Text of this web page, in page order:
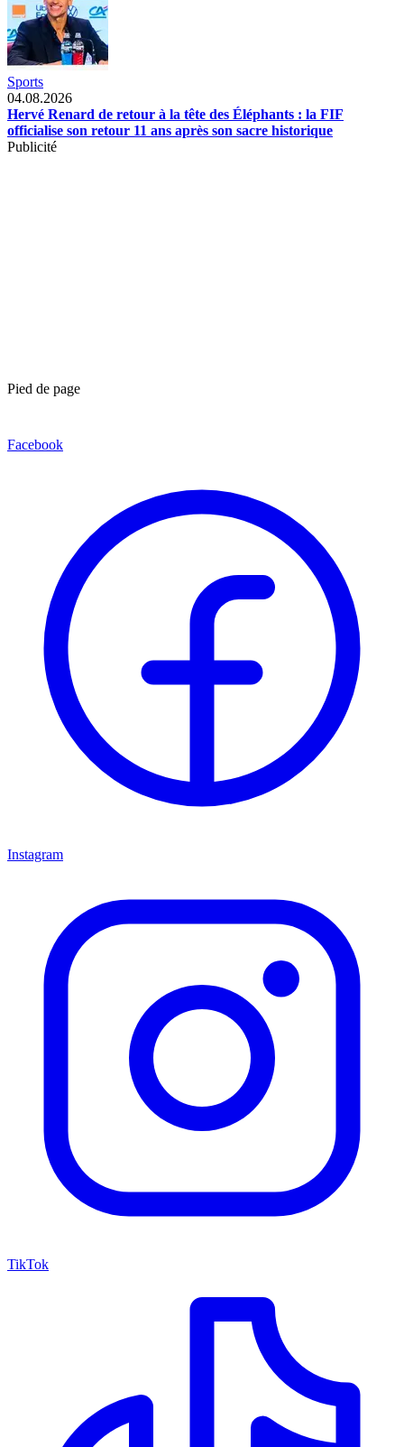
Sports
04.08.2026
Hervé Renard de retour à la tête des Éléphants : la FIF
officialise son retour 11 ans après son sacre historique
Publicité
Pied de page
Facebook
Instagram
TikTok